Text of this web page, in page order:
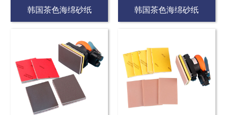
韩国茶色海绵砂纸 韩国茶色海绵砂纸